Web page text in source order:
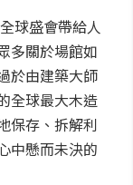
球盛會帶給人
多關於場館如
於由建築大師
全球最大木造
保存、拆解利
中懸而未決的